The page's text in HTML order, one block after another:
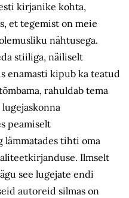
kirjanike kohta,
et tegemist on meie
nähtusega.
stiiliga, näiliselt
enamasti kipub ka teatud
rahuldab tema
peamiselt
tihti oma
Ilmselt
see lugejate endi
autoreid silmas on